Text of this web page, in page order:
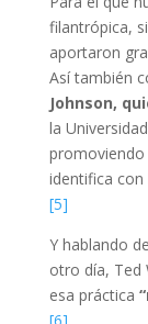
filantrópica,
aportaron
Así también
Johnson,
la
promoviendo
identifica con
[5]
Y hablando de
otro día, Ted
esa práctica